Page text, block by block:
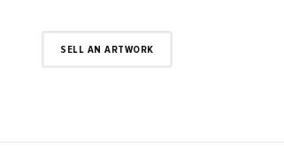
SELL AN ARTWORK